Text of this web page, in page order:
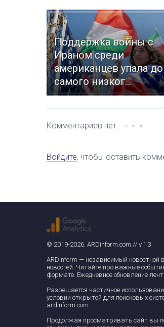
Поддержка войны с
Ираном среди
американцев упала до
самого низког...
Комментариев нет.
Войдите, чтобы оставить
© 2019-2026. ARDinform.com // v.1.3
ARDinform — независимый новостной
новостей. Читайте про важные
формате. Ежедневное обновление
Разрешается частичное
условии открытой для поисковых
ardinform.com
Продолжая просматривать сайт вы